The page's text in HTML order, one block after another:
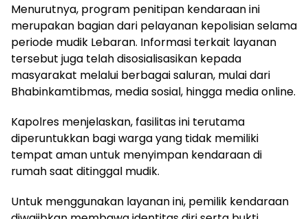
Menurutnya, program penitipan kendaraan ini
merupakan bagian dari pelayanan kepolisian selama
periode mudik Lebaran. Informasi terkait layanan
tersebut juga telah disosialisasikan kepada
masyarakat melalui berbagai saluran, mulai dari
Bhabinkamtibmas, media sosial, hingga media online.
Kapolres menjelaskan, fasilitas ini terutama
diperuntukkan bagi warga yang tidak memiliki
tempat aman untuk menyimpan kendaraan di
rumah saat ditinggal mudik.
Untuk menggunakan layanan ini, pemilik kendaraan